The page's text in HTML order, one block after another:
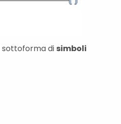
sottoforma di simboli